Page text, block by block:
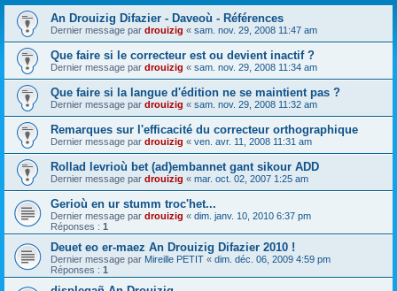
r
An Drouizig Difazier - Daveoù - Références
Dernier message par drouizig « sam. nov. 29, 2008 11:47 am
Que faire si le correcteur est ou devient inactif ?
Dernier message par drouizig « sam. nov. 29, 2008 11:34 am
Que faire si la langue d'édition ne se maintient pas ?
Dernier message par drouizig « sam. nov. 29, 2008 11:32 am
Remarques sur l'efficacité du correcteur orthographique
Dernier message par drouizig « ven. avr. 11, 2008 11:31 am
Rollad levrioù bet (ad)embannet gant sikour ADD
Dernier message par drouizig « mar. oct. 02, 2007 1:25 am
Gerioù en ur stumm troc'het...
Dernier message par drouizig « dim. janv. 10, 2010 6:37 pm
Réponses : 1
Deuet eo er-maez An Drouizig Difazier 2010 !
Dernier message par Mireille PETIT « dim. déc. 06, 2009 4:59 pm
Réponses : 1